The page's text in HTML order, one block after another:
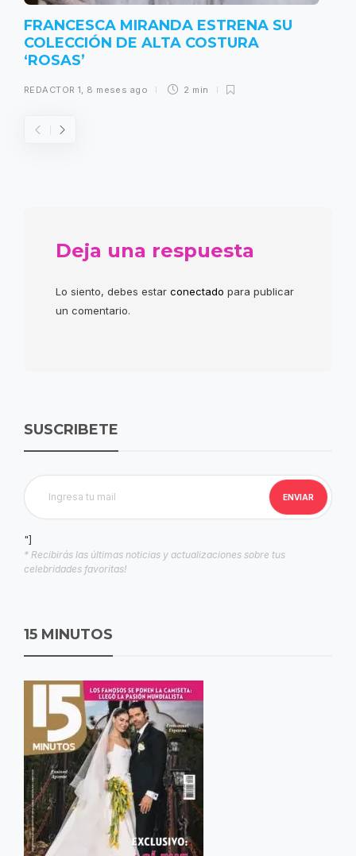
FRANCESCA MIRANDA ESTRENA SU
COLECCIÓN DE ALTA COSTURA
‘ROSAS’
REDACTOR 1, 8 meses ago 2 min
Deja una respuesta
Lo siento, debes estar conectado para publicar
un comentario.
SUSCRIBETE
"]
* Recibirás las últimas noticias y actualizaciones sobre tus
celebridades favoritas!
15 MINUTOS